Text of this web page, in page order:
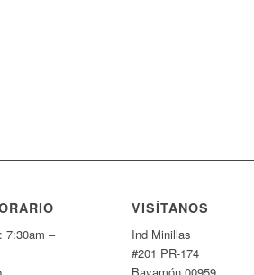
7:30am –
VISÍTANOS
Ind Minillas
#201 PR-174